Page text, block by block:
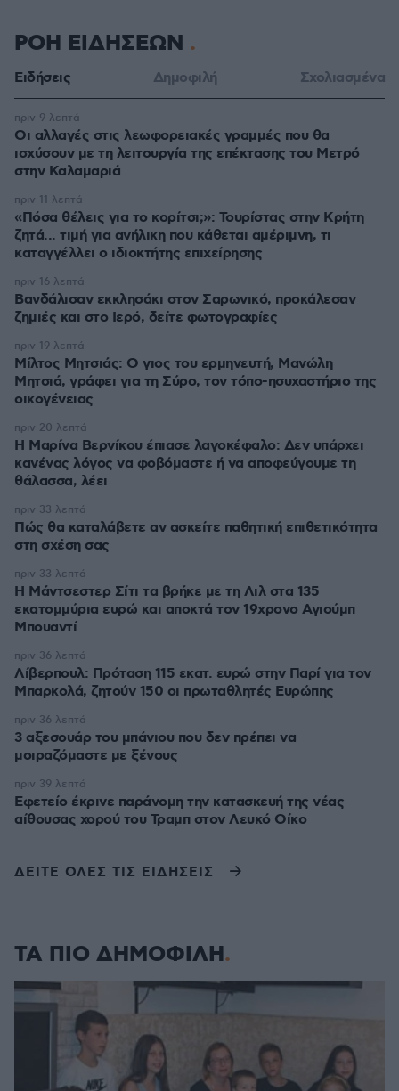
ΡΟΗ ΕΙΔΗΣΕΩΝ
Ειδήσεις Δημοφιλή Σχολιασμένα
Οι αλλαγές στις λεωφορειακές γραμμές που θα
ισχύσουν με τη λειτουργία της επέκτασης του Μετρό
στην Καλαμαριά
πριν 9 λεπτά
«Πόσα θέλεις για το κορίτσι;»: Τουρίστας στην Κρήτη
ζητά... τιμή για ανήλικη που κάθεται αμέριμνη, τι
καταγγέλλει ο ιδιοκτήτης επιχείρησης
πριν 11 λεπτά
Βανδάλισαν εκκλησάκι στον Σαρωνικό, προκάλεσαν
ζημιές και στο Ιερό, δείτε φωτογραφίες
πριν 16 λεπτά
Μίλτος Μητσιάς: Ο γιος του ερμηνευτή, Μανώλη
Μητσιά, γράφει για τη Σύρο, τον τόπο-ησυχαστήριο της
οικογένειας
πριν 19 λεπτά
Η Μαρίνα Βερνίκου έπιασε λαγοκέφαλο: Δεν υπάρχει
κανένας λόγος να φοβόμαστε ή να αποφεύγουμε τη
θάλασσα, λέει
πριν 20 λεπτά
Πώς θα καταλάβετε αν ασκείτε παθητική επιθετικότητα
στη σχέση σας
πριν 33 λεπτά
Η Μάντσεστερ Σίτι τα βρήκε με τη Λιλ στα 135
εκατομμύρια ευρώ και αποκτά τον 19χρονο Αγιούμπ
Μπουαντί
πριν 33 λεπτά
Λίβερπουλ: Πρόταση 115 εκατ. ευρώ στην Παρί για τον
Μπαρκολά, ζητούν 150 οι πρωταθλητές Ευρώπης
πριν 36 λεπτά
3 αξεσουάρ του μπάνιου που δεν πρέπει να
μοιραζόμαστε με ξένους
πριν 36 λεπτά
Εφετείο έκρινε παράνομη την κατασκευή της νέας
αίθουσας χορού του Τραμπ στον Λευκό Οίκο
πριν 39 λεπτά
ΔΕΙΤΕ ΟΛΕΣ ΤΙΣ ΕΙΔΗΣΕΙΣ
ΤΑ ΠΙΟ ΔΗΜΟΦΙΛΗ